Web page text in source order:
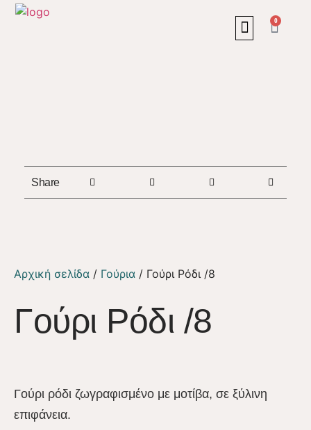
0
Αρχική σελίδα / Γούρια / Γούρι Ρόδι /8
Γούρι Ρόδι /8
Γούρι ρόδι ζωγραφισμένο με μοτίβα, σε ξύλινη
επιφάνεια.
Share